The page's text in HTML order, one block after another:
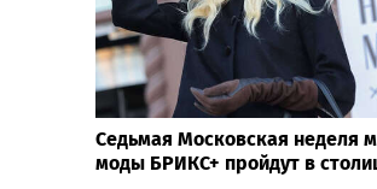
Седьмая Московская неделя
моды БРИКС+ пройдут в